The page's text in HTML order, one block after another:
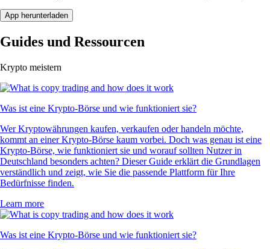
App herunterladen
Guides und Ressourcen
Krypto meistern
Was ist eine Krypto-Börse und wie funktioniert sie?
Wer Kryptowährungen kaufen, verkaufen oder handeln möchte,
kommt an einer Krypto-Börse kaum vorbei. Doch was genau ist eine
Krypto-Börse, wie funktioniert sie und worauf sollten Nutzer in
Deutschland besonders achten? Dieser Guide erklärt die Grundlagen
verständlich und zeigt, wie Sie die passende Plattform für Ihre
Bedürfnisse finden.
Learn more
Was ist eine Krypto-Börse und wie funktioniert sie?